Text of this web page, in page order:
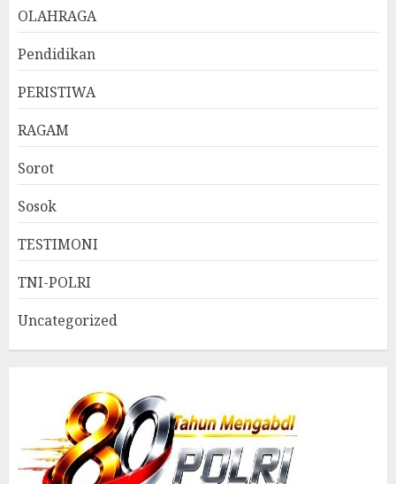
OLAHRAGA
Pendidikan
PERISTIWA
RAGAM
Sorot
Sosok
TESTIMONI
TNI-POLRI
Uncategorized